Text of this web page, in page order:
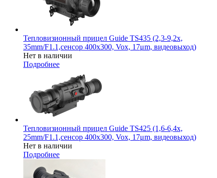
Тепловизионный прицел Guide TS435 (2,3-9,2x,
35mm/F1.1,сенсор 400х300, Vox, 17μm, видеовыход)
Нет в наличии
Подробнее
Тепловизионный прицел Guide TS425 (1,6-6,4x,
25mm/F1.1,сенсор 400х300, Vox, 17μm, видеовыход)
Нет в наличии
Подробнее